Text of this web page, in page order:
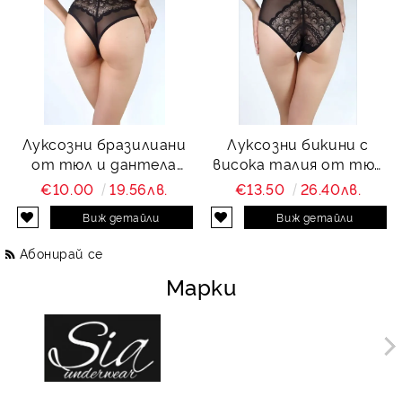
Луксозни бразилиани
от тюл и дантела
Charity
€10.00 19.56лв.
Виж детайли
Луксозни бикини с
висока талия от тюл
и дантела Charity
€13.50 26.40лв.
Виж детайли
Абонирай се
Марки